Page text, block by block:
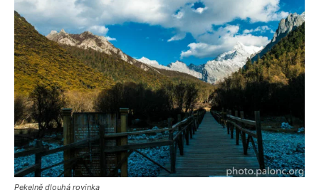
Pekelně dlouhá rovinka